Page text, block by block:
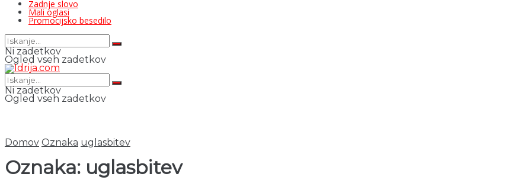
Zadnje slovo
Mali oglasi
Promocijsko besedilo
Ni zadetkov
Ogled vseh zadetkov
Ni zadetkov
Ogled vseh zadetkov
Domov Oznaka uglasbitev
Oznaka: uglasbitev